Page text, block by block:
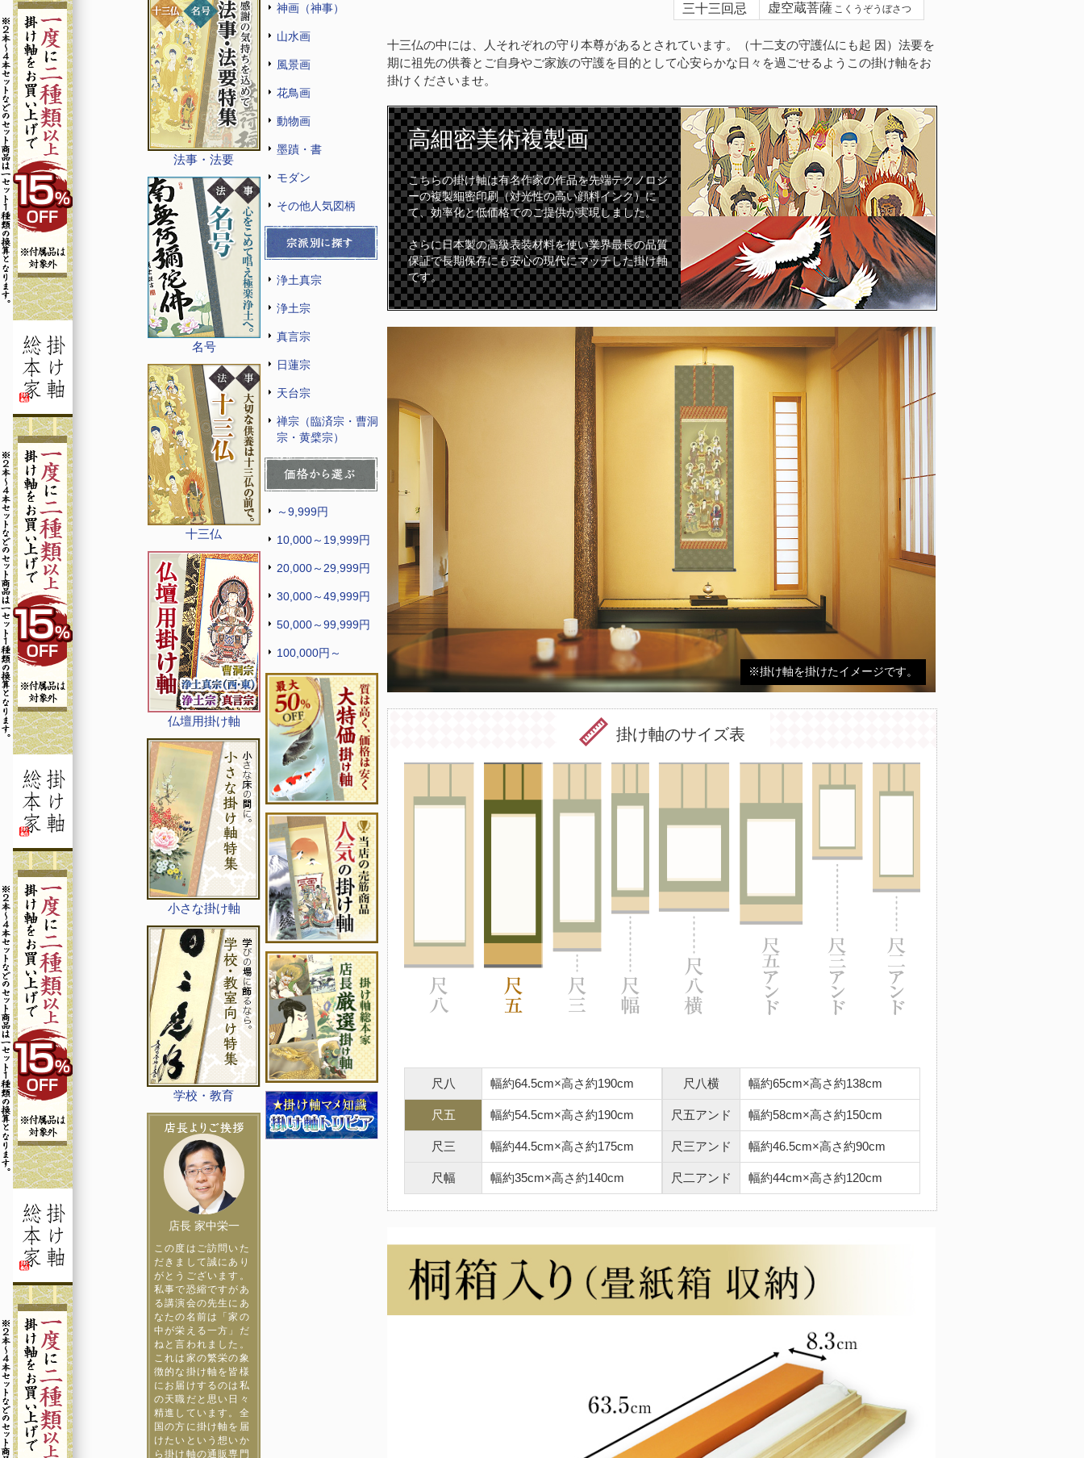
法事・法要
名号
十三仏
仏壇用掛け軸
小さな掛け軸
学校・教育
店長 家中栄一
この度はご訪問いた
だきまして誠にあり
がとうございます。
私事で恐縮ですがあ
る講演会の先生にあ
なたの名前は「家の
中が栄える一方」だ
ねと言われました。
これは家の繁栄の象
徴的な掛け軸を皆様
にお届けするのは私
の天職だと思い日々
精進しています。全
国の方に掛け軸を届
けたいという想いか
ら掛け軸の通販専門
神画（神事）
山水画
風景画
花鳥画
動物画
墨蹟・書
モダン
その他人気図柄
浄土真宗
浄土宗
真言宗
日蓮宗
天台宗
禅宗（臨済宗・曹洞
宗・黄檗宗）
～9,999円
10,000～19,999円
20,000～29,999円
30,000～49,999円
50,000～99,999円
100,000円～
三十三回忌 虚空蔵菩薩 こくうぞうぼさつ
十三仏の中には、人それぞれの守り本尊があるとされています。（十二支の守護仏にも起 因）法要を
期に祖先の供養とご自身やご家族の守護を目的として心安らかな日々を過ごせるようこの掛け軸をお
掛けくださいませ。
高細密美術複製画
こちらの掛け軸は有名作家の作品を先端テクノロジ
ーの複製細密印刷（対光性の高い顔料インク）に
て、効率化と低価格でのご提供が実現しました。
さらに日本製の高級表装材料を使い業界最長の品質
保証で長期保存にも安心の現代にマッチした掛け軸
です。
※掛け軸を掛けたイメージです。
掛け軸のサイズ表
尺八 幅約64.5cm×高さ約190cm
尺五 幅約54.5cm×高さ約190cm
尺三 幅約44.5cm×高さ約175cm
尺幅 幅約35cm×高さ約140cm
尺八横 幅約65cm×高さ約138cm
尺五アンド 幅約58cm×高さ約150cm
尺三アンド 幅約46.5cm×高さ約90cm
尺二アンド 幅約44cm×高さ約120cm